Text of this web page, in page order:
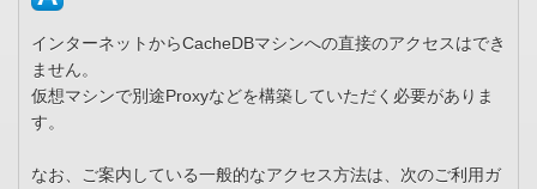
インターネットからCacheDBマシンへの直接のアクセスはでき
ません。
仮想マシンで別途Proxyなどを構築していただく必要がありま
す。
なお、ご案内している一般的なアクセス方法は、次のご利用ガ